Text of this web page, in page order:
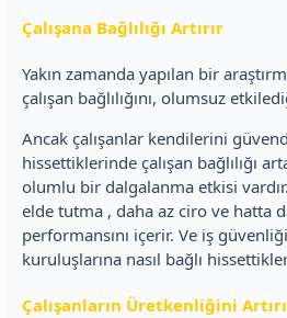
Çalışana Bağlılığı Artırır
Yakın zamanda yapılan bir
çalışan bağlılığını, olumsuz
Ancak çalışanlar kendilerini
hissettiklerinde çalışan bağlılığı
olumlu bir dalgalanma etkisi
elde tutma , daha az ciro ve hatta
performansını içerir. Ve iş
kuruluşlarına nasıl bağlı
Çalışanların Üretkenliğini